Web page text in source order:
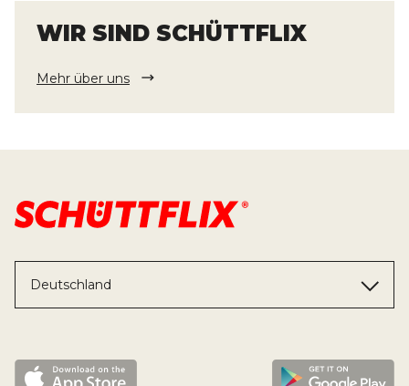
WIR SIND SCHÜTTFLIX
Mehr über uns
Deutschland